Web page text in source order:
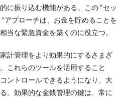
に振り込む機能がある。この “セッ
アプローチは、お金を貯めることを
当な緊急資金を築くのに役立つ。
計管理をより効果的にするさまざ
これらのツールを活用すること
ントロールできるようになり、大
。効果的な金銭管理の鍵は、常に